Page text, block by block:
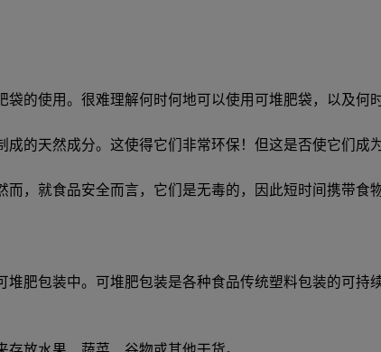
的使用。很难理解何时何地可以使用可堆肥袋，以及何
的天然成分。这使得它们非常环保！但这是否使它们成
，就食品安全而言，它们是无毒的，因此短时间携带食
肥包装中。可堆肥包装是各种食品传统塑料包装的可